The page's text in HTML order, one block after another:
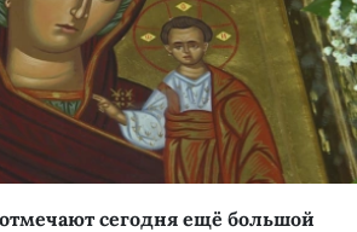
сегодня ещё большой